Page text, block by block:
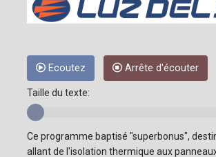
Ecoutez Arrête d'écouter
Taille du texte:
Ce programme baptisé "superbonus",
allant de l'isolation thermique aux